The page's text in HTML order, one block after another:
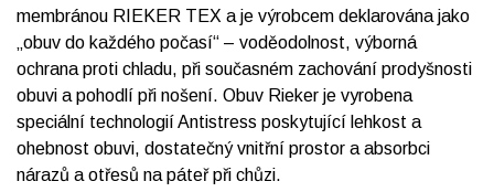
membránou RIEKER TEX a je výrobcem deklarována jako
„obuv do každého počasí“ – voděodolnost, výborná
ochrana proti chladu, při současném zachování prodyšnosti
obuvi a pohodlí při nošení. Obuv Rieker je vyrobena
speciální technologií Antistress poskytující lehkost a
ohebnost obuvi, dostatečný vnitřní prostor a absorbci
nárazů a otřesů na páteř při chůzi.